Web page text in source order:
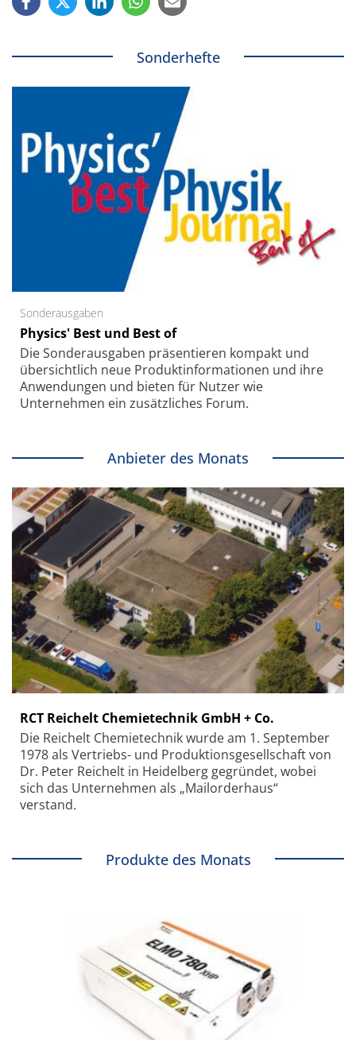
Sonderhefte
Sonderausgaben
Physics' Best und Best of
Die Sonder­ausgaben präsentieren kompakt und
übersichtlich neue Produkt­informationen und ihre
Anwendungen und bieten für Nutzer wie
Unternehmen ein zusätzliches Forum.
Anbieter des Monats
RCT Reichelt Chemietechnik GmbH + Co.
Die Reichelt Chemietechnik wurde am 1. September
1978 als Vertriebs- und Produktionsgesellschaft von
Dr. Peter Reichelt in Heidelberg gegründet, wobei
sich das Unternehmen als „Mailorderhaus“
verstand.
Produkte des Monats